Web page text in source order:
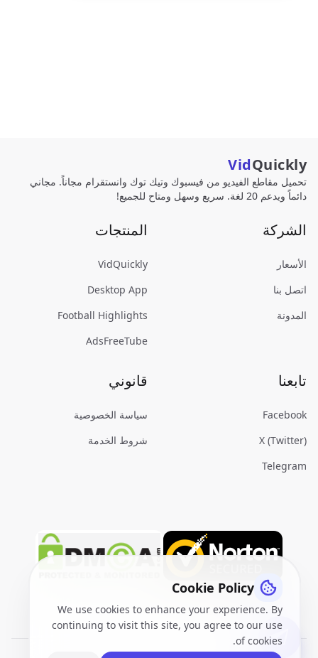
VidQuickly
تحميل مقاطع الفيديو من فيسبوك وتيك توك وانستقرام مجاناً. مجاني
دائماً ويدعم 20 لغة. سريع وسهل ومتاح للجميع!
الشركة
الأسعار
اتصل بنا
المدونة
المنتجات
VidQuickly
Desktop App
Football Highlights
AdsFreeTube
تابعنا
Facebook
X (Twitter)
Telegram
قانوني
سياسة الخصوصية
شروط الخدمة
Cookie Policy
We use cookies to enhance your experience. By
continuing to visit this site, you agree to our use
of cookies.